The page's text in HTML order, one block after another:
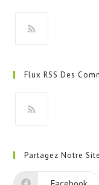
un
onglet
Flux RSS Des
un
nouvel
Partagez Notre Site